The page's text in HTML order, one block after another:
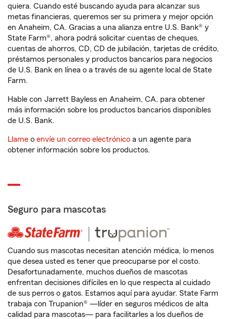
quiera. Cuando esté buscando ayuda para alcanzar sus
metas financieras, queremos ser su primera y mejor opción
en Anaheim, CA. Gracias a una alianza entre U.S. Bank® y
State Farm®, ahora podrá solicitar cuentas de cheques,
cuentas de ahorros, CD, CD de jubilación, tarjetas de crédito,
préstamos personales y productos bancarios para negocios
de U.S. Bank en línea o a través de su agente local de State
Farm.
Hable con Jarrett Bayless en Anaheim, CA, para obtener
más información sobre los productos bancarios disponibles
de U.S. Bank.
Llame o envíe un correo electrónico a un agente para
obtener información sobre los productos.
Seguro para mascotas
Cuando sus mascotas necesitan atención médica, lo menos
que desea usted es tener que preocuparse por el costo.
Desafortunadamente, muchos dueños de mascotas
enfrentan decisiones difíciles en lo que respecta al cuidado
de sus perros o gatos. Estamos aquí para ayudar. State Farm
trabaja con Trupanion® —líder en seguros médicos de alta
calidad para mascotas— para facilitarles a los dueños de